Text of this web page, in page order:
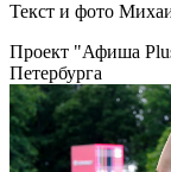
Текст и фото
Проект "Афиша
Петербурга